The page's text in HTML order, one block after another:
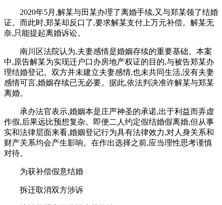
2020年5月,解某与田某办理了离婚手续,又与郑某领了结婚
证。而此时,郑某却反口了,要求解某支付上万元补偿。解某无
奈,只能提起离婚诉讼。
南川区法院认为,夫妻感情是婚姻存续的重要基础。本案
中,原告解某为实现迁户口办房地产权证的目的,与被告郑某办
理结婚登记。双方并未建立夫妻感情,也未共同生活,没有夫妻
感情可言,婚姻存续已无必要。据此,依法判决准许解某与郑某
离婚。
承办法官表示,婚姻本是庄严神圣的承诺,出于利益而弄虚
作假,后果远比预想复杂。即便二人约定假结婚假离婚,但从事
实和法律层面来看,婚姻登记行为具有法律效力,对人身关系和
财产关系均会产生影响。在作出选择之前,应当理性思考谨慎
对待。
为获补偿假意结婚
拆迁取消双方涉诉